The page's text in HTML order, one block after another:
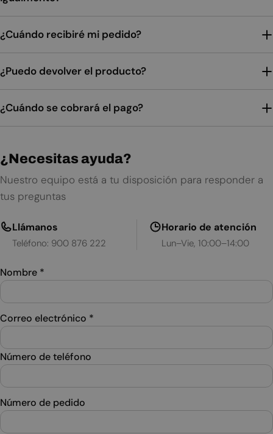
¿Cuándo recibiré mi pedido?
¿Puedo devolver el producto?
¿Cuándo se cobrará el pago?
¿Necesitas ayuda?
Nuestro equipo está a tu disposición para responder a
tus preguntas
Llámanos
Teléfono: 900 876 222
Horario de atención
Lun–Vie, 10:00–14:00
Nombre *
Correo electrónico *
Número de teléfono
Número de pedido